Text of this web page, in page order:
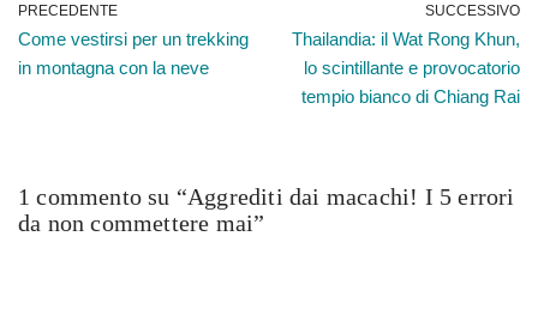
PRECEDENTE
Come vestirsi per un trekking
in montagna con la neve
SUCCESSIVO
Thailandia: il Wat Rong Khun,
lo scintillante e provocatorio
tempio bianco di Chiang Rai
1 commento su “Aggrediti dai macachi! I 5 errori
da non commettere mai”